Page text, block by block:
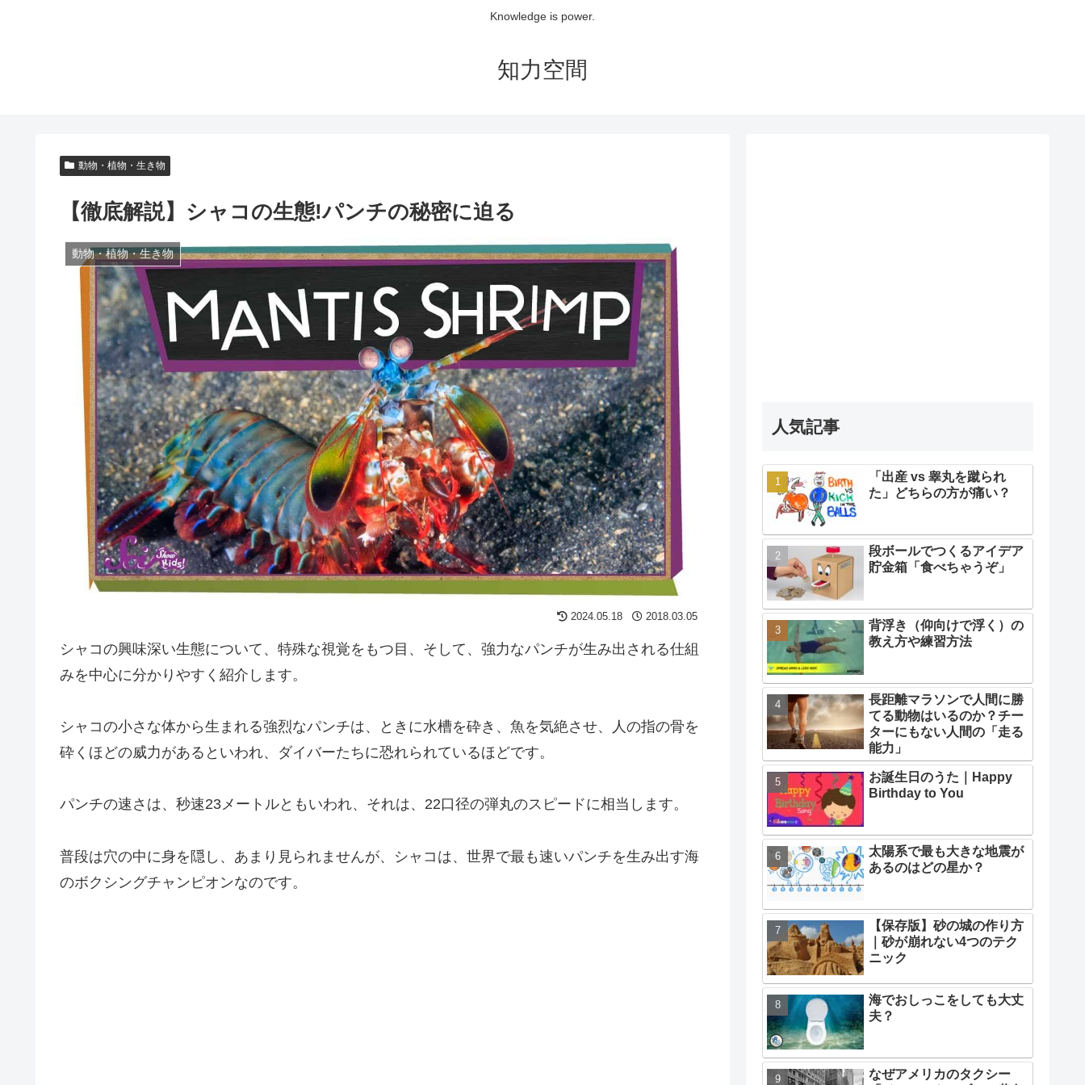
Knowledge is power.
知力空間
動物・植物・生き物
【徹底解説】シャコの生態!パンチの秘密に迫る
動物・植物・生き物
2024.05.18 2018.03.05
シャコの興味深い生態について、特殊な視覚をもつ目、そして、強力なパンチが生み出される仕組
みを中心に分かりやすく紹介します。
シャコの小さな体から生まれる強烈なパンチは、ときに水槽を砕き、魚を気絶させ、人の指の骨を
砕くほどの威力があるといわれ、ダイバーたちに恐れられているほどです。
パンチの速さは、秒速23メートルともいわれ、それは、22口径の弾丸のスピードに相当します。
普段は穴の中に身を隠し、あまり見られませんが、シャコは、世界で最も速いパンチを生み出す海
のボクシングチャンピオンなのです。
人気記事
「出産 vs 睾丸を蹴られ
た」どちらの方が痛い？
段ボールでつくるアイデア
貯金箱「食べちゃうぞ」
背浮き（仰向けで浮く）の
教え方や練習方法
長距離マラソンで人間に勝
てる動物はいるのか？チー
ターにもない人間の「走る
能力」
お誕生日のうた｜Happy
Birthday to You
太陽系で最も大きな地震が
あるのはどの星か？
【保存版】砂の城の作り方
｜砂が崩れない4つのテク
ニック
海でおしっこをしても大丈
夫？
なぜアメリカのタクシー